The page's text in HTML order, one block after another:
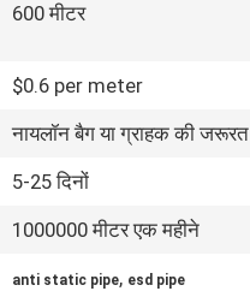
600 मीटर
$0.6 per meter
नायलॉन बैग या ग्राहक की
5-25 दिनों
1000000 मीटर एक महीने
anti static pipe, esd pipe